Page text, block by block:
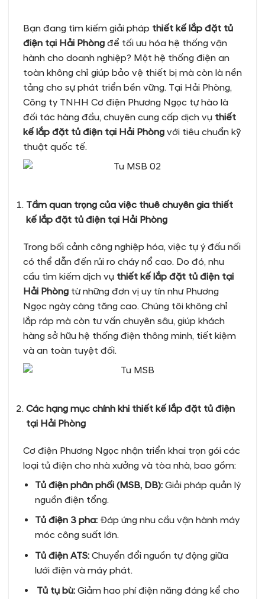
Bạn đang tìm kiếm giải pháp thiết kế lắp đặt tủ
điện tại Hải Phòng để tối ưu hóa hệ thống vận
hành cho doanh nghiệp? Một hệ thống điện an
toàn không chỉ giúp bảo vệ thiết bị mà còn là nền
tảng cho sự phát triển bền vững. Tại Hải Phòng,
Công ty TNHH Cơ điện Phương Ngọc tự hào là
đối tác hàng đầu, chuyên cung cấp dịch vụ thiết
kế lắp đặt tủ điện tại Hải Phòng với tiêu chuẩn kỹ
thuật quốc tế.
Tầm quan trọng của việc thuê chuyên gia thiết
kế lắp đặt tủ điện tại Hải Phòng
Trong bối cảnh công nghiệp hóa, việc tự ý đấu nối
có thể dẫn đến rủi ro cháy nổ cao. Do đó, nhu
cầu tìm kiếm dịch vụ thiết kế lắp đặt tủ điện tại
Hải Phòng từ những đơn vị uy tín như Phương
Ngọc ngày càng tăng cao. Chúng tôi không chỉ
lắp ráp mà còn tư vấn chuyên sâu, giúp khách
hàng sở hữu hệ thống điện thông minh, tiết kiệm
và an toàn tuyệt đối.
Các hạng mục chính khi thiết kế lắp đặt tủ điện
tại Hải Phòng
Cơ điện Phương Ngọc nhận triển khai trọn gói các
loại tủ điện cho nhà xưởng và tòa nhà, bao gồm:
Tủ điện phân phối (MSB, DB):Giải pháp quản lý
nguồn điện tổng.
Tủ điện 3 pha:Đáp ứng nhu cầu vận hành máy
móc công suất lớn.
Tủ điện ATS:Chuyển đổi nguồn tự động giữa
lưới điện và máy phát.
Tủ tụ bù: Giảm hao phí điện năng đáng kể cho